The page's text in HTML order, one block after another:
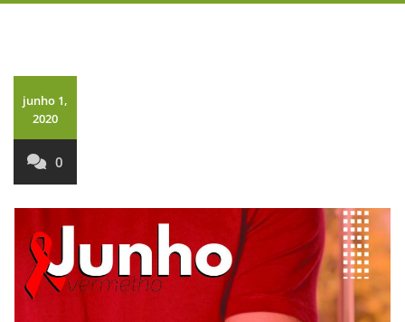
junho 1,
2020
0